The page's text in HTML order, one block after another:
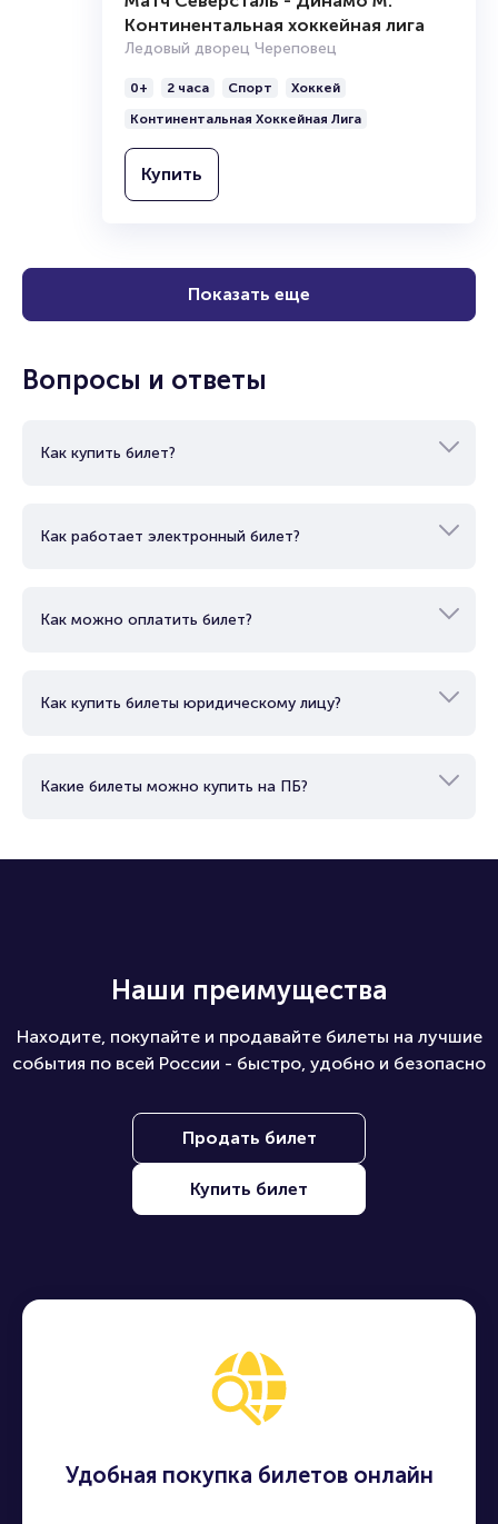
Континентальная хоккейная лига
Ледовый дворец Череповец
0+ 2 часа Спорт
Хоккей
Континентальная Хоккейная Лига
Купить
Показать еще
Вопросы и ответы
Как купить билет?
Как работает электронный билет?
Как можно оплатить билет?
Как купить билеты юридическому лицу?
Какие билеты можно купить на ПБ?
Наши преимущества
Находите, покупайте и продавайте билеты на лучшие
события по всей России - быстро, удобно и безопасно
Продать билет
Купить билет
Удобная покупка билетов онлайн